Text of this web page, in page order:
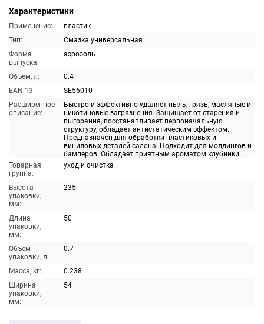
Характеристики
Применение:
пластик
Тип:
Смазка универсальная
Форма
выпуска:
аэрозоль
Объём, л:
0.4
EAN-13:
SE56010
Расширенное
описание:
Быстро и эффективно удаляет пыль, грязь, масляные и
никотиновые загрязнения. Защищает от старения и
выгорания, восстанавливает первоначальную
структуру, обладает антистатическим эффектом.
Предназначен для обработки пластиковых и
виниловых деталей салона. Подходит для молдингов и
бамперов. Обладает приятным ароматом клубники.
Товарная
группа:
уход и очистка
Высота
упаковки,
мм:
235
Длина
упаковки,
мм:
50
Объем
упаковки, л:
0.7
Масса, кг:
0.238
Ширина
упаковки,
мм:
54